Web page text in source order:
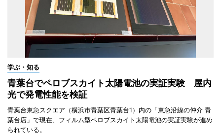
学ぶ・知る
青葉台でペロブスカイト太陽電池の実証実験 屋内
光で発電性能を検証
青葉台東急スクエア（横浜市青葉区青葉台1）内の「東急沿線の仲介 青
葉台店」で現在、フィルム型ペロブスカイト太陽電池の実証実験が進め
られている。